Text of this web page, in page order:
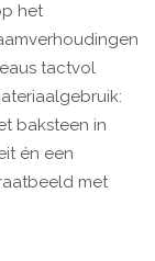
het
tactvol
baksteen in
én een
met